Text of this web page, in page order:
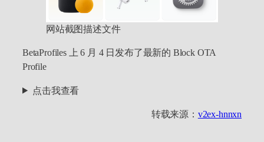
网站截图描述文件
BetaProfiles 上 6 月 4 日发布了最新的 Block OTA
Profile
点击我查看
转载来源： v2ex-hnnxn